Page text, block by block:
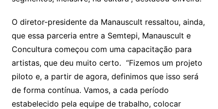
O diretor-presidente da Manauscult ressaltou, ainda,
que essa parceria entre a Semtepi, Manauscult e
Concultura começou com uma capacitação para
artistas, que deu muito certo. “Fizemos um projeto
piloto e, a partir de agora, definimos que isso será
de forma contínua. Vamos, a cada período
estabelecido pela equipe de trabalho, colocar